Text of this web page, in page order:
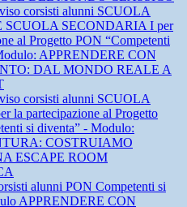
corsisti alunni SCUOLA
SCUOLA SECONDARIA I per
al Progetto PON “Competenti
APPRENDERE CON
DAL MONDO REALE A
corsisti alunni SCUOLA
la partecipazione al Progetto
si diventa” - Modulo:
COSTRUIAMO
ESCAPE ROOM
alunni PON Competenti si
APPRENDERE CON